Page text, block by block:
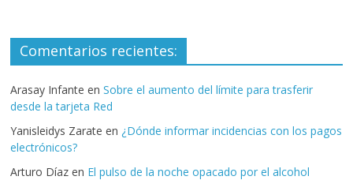
Comentarios recientes:
Arasay Infante enSobre el aumento del límite para trasferir
desde la tarjeta Red
Yanisleidys Zarate en ¿Dónde informar incidencias con los pagos
electrónicos?
Arturo Díaz en El pulso de la noche opacado por el alcohol